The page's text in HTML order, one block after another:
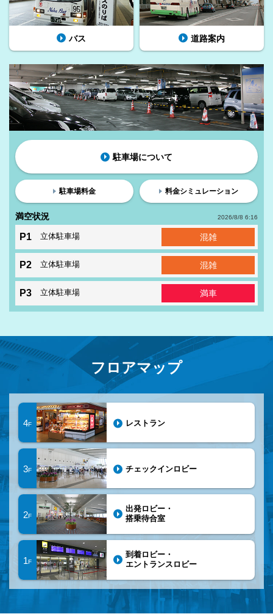
バス 道路案内
駐車場について
駐車場料金 料金シミュレーション
満空状況 2026/8/8 6:16
P1 立体駐車場 混雑
P2 立体駐車場 混雑
P3 立体駐車場 満車
フロアマップ
1 F
到着ロビー・
エントランスロビー
2F
出発ロビー・
搭乗待合室
3F チェックインロビー
4F レストラン